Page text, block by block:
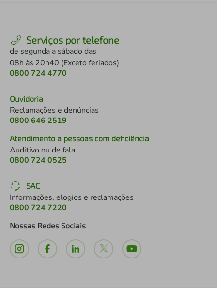
Serviços por telefone
de segunda a sábado das
08h às 20h40 (Exceto feriados)
0800 724 4770
Ouvidoria
Reclamações e denúncias
0800 646 2519
Atendimento a pessoas com deficiência
Auditivo ou de fala
0800 724 0525
SAC
Informações, elogios e reclamações
0800 724 7220
Nossas Redes Sociais